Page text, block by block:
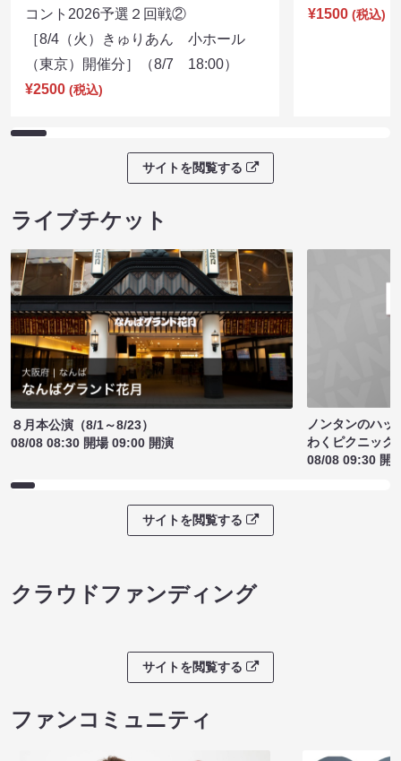
コント2026予選２回戦②
［8/4（火）きゅりあん 小ホール
（東京）開催分］（8/7 18:00）
¥2500 (税込)
¥1500 (税込)
サイトを閲覧する
ライブチケット
８月本公演（8/1～8/23）
08/08 08:30 開場 09:00 開演
ノンタンのハッ
わくピクニック
08/08 09:30 開
サイトを閲覧する
クラウドファンディング
サイトを閲覧する
ファンコミュニティ